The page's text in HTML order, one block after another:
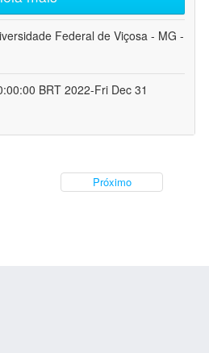
Federal de Viçosa - MG -
BRT 2022-Fri Dec 31
Próximo